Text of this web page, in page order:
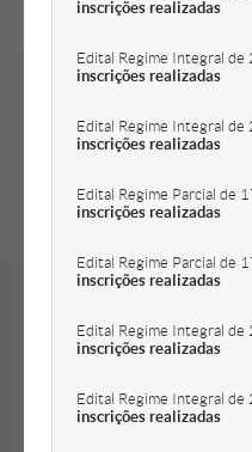
inscrições realizadas
Edital Regime Integral
inscrições realizadas
Edital Regime Integral
inscrições realizadas
Edital Regime Parcial
inscrições realizadas
Edital Regime Parcial
inscrições realizadas
Edital Regime Integral
inscrições realizadas
Edital Regime Integral
inscrições realizadas